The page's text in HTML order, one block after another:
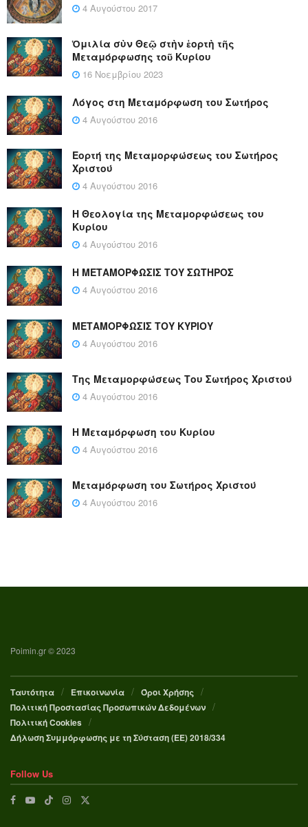
4 Αυγούστου 2017
Ὁμιλία σὺν Θεῷ στὴν ἑορτὴ τῆς
Μεταμόρφωσης τοῦ Κυρίου
16 Νοεμβρίου 2023
Λόγος στη Μεταμόρφωση του Σωτήρος
4 Αυγούστου 2016
Εορτή της Μεταμορφώσεως του Σωτήρος
Χριστού
4 Αυγούστου 2016
Η Θεολογία της Μεταμορφώσεως του
Κυρίου
4 Αυγούστου 2016
Η ΜΕΤΑΜΟΡΦΩΣΙΣ ΤΟΥ ΣΩΤΗΡΟΣ
4 Αυγούστου 2016
ΜΕΤΑΜΟΡΦΩΣΙΣ ΤΟΥ ΚΥΡΙΟΥ
4 Αυγούστου 2016
Της Μεταμορφώσεως Του Σωτήρος Χριστού
4 Αυγούστου 2016
Η Μεταμόρφωση του Κυρίου
4 Αυγούστου 2016
Μεταμόρφωση του Σωτήρος Χριστού
4 Αυγούστου 2016
Poimin.gr © 2023
Ταυτότητα Επικοινωνία
Όροι Χρήσης
Πολιτική Προστασίας Προσωπικών Δεδομένων
Πολιτική Cookies
Δήλωση Συμμόρφωσης με τη Σύσταση (ΕΕ) 2018/334
Follow Us